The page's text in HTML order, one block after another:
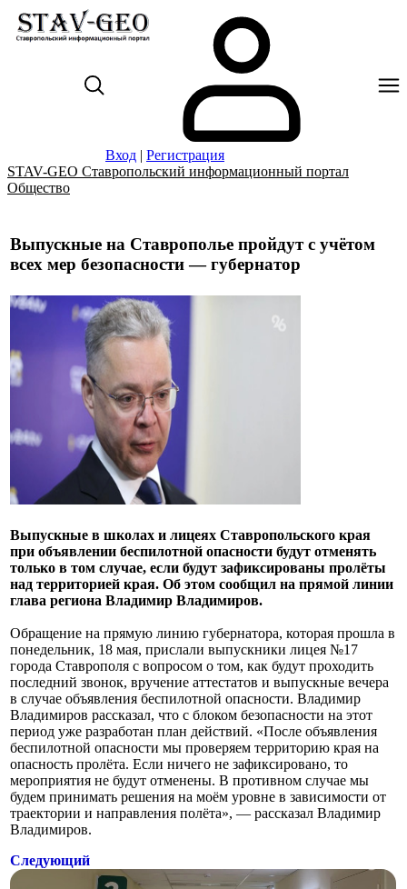
Вход | Регистрация
STAV-GEO Ставропольский информационный портал
Общество
Выпускные на Ставрополье пройдут с учётом
всех мер безопасности — губернатор
Выпускные в школах и лицеях Ставропольского края
при объявлении беспилотной опасности будут отменять
только в том случае, если будут зафиксированы пролёты
над территорией края. Об этом сообщил на прямой линии
глава региона Владимир Владимиров.
Обращение на прямую линию губернатора, которая прошла в
понедельник, 18 мая, прислали выпускники лицея №17
города Ставрополя с вопросом о том, как будут проходить
последний звонок, вручение аттестатов и выпускные вечера
в случае объявления беспилотной опасности. Владимир
Владимиров рассказал, что с блоком безопасности на этот
период уже разработан план действий. «После объявления
беспилотной опасности мы проверяем территорию края на
опасность пролёта. Если ничего не зафиксировано, то
мероприятия не будут отменены. В противном случае мы
будем принимать решения на моём уровне в зависимости от
траектории и направления полёта», — рассказал Владимир
Владимиров.
Следующий